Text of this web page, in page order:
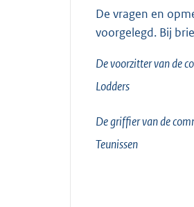
De vragen en
voorgelegd. Bij
De voorzitter van de
Lodders
De griffier van de
Teunissen